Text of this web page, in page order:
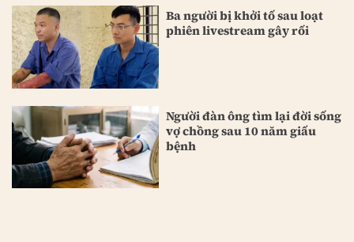
Ba người bị khởi tố sau loạt
phiên livestream gây rối
Người đàn ông tìm lại đời sống
vợ chồng sau 10 năm giấu
bệnh